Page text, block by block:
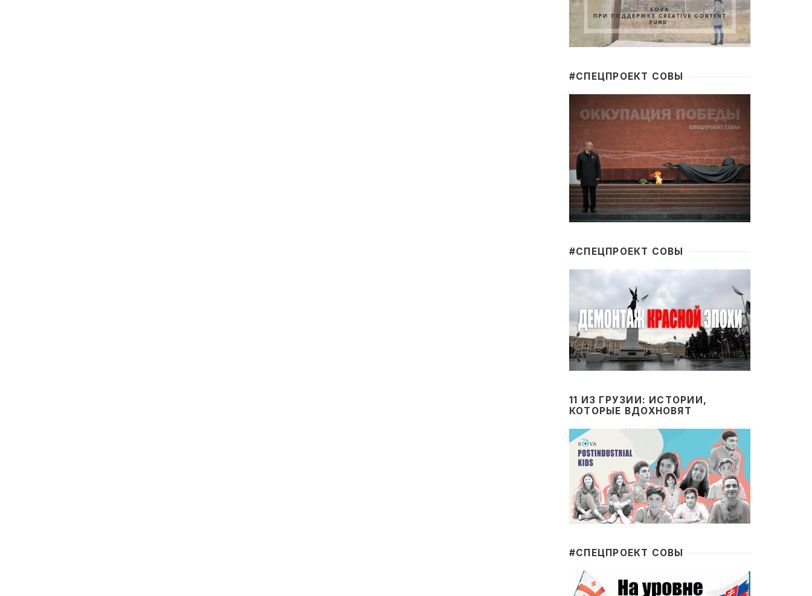
#CПЕЦПРОЕКТ СОВЫ
#CПЕЦПРОЕКТ СОВЫ
11 ИЗ ГРУЗИИ: ИСТОРИИ,
КОТОРЫЕ ВДОХНОВЯТ
#CПЕЦПРОЕКТ СОВЫ